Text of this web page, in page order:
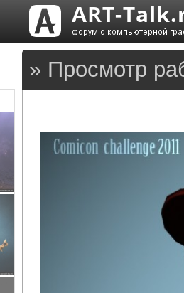
» Просмотр